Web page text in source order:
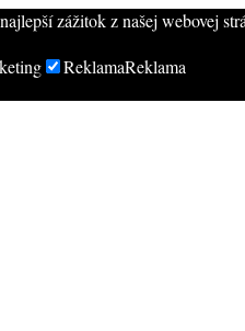
zážitok z našej webovej
ReklamaReklama